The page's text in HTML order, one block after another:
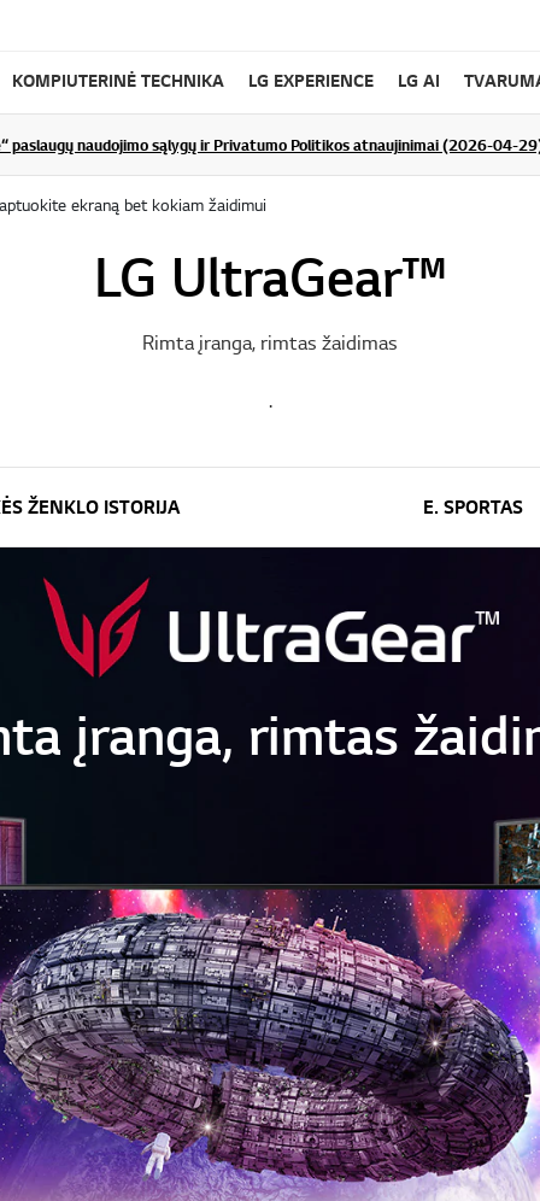
KOMPIUTERINĖ TECHNIKA LG EXPERIENCE LG AI
paslaugų naudojimo sąlygų ir Privatumo Politikos atnaujinimai (2026-04-
ekraną bet kokiam žaidimui
LG UltraGear™
Rimta įranga, rimtas žaidimas
.
ŽENKLO ISTORIJA E. SPORTAS
įranga, rimtas